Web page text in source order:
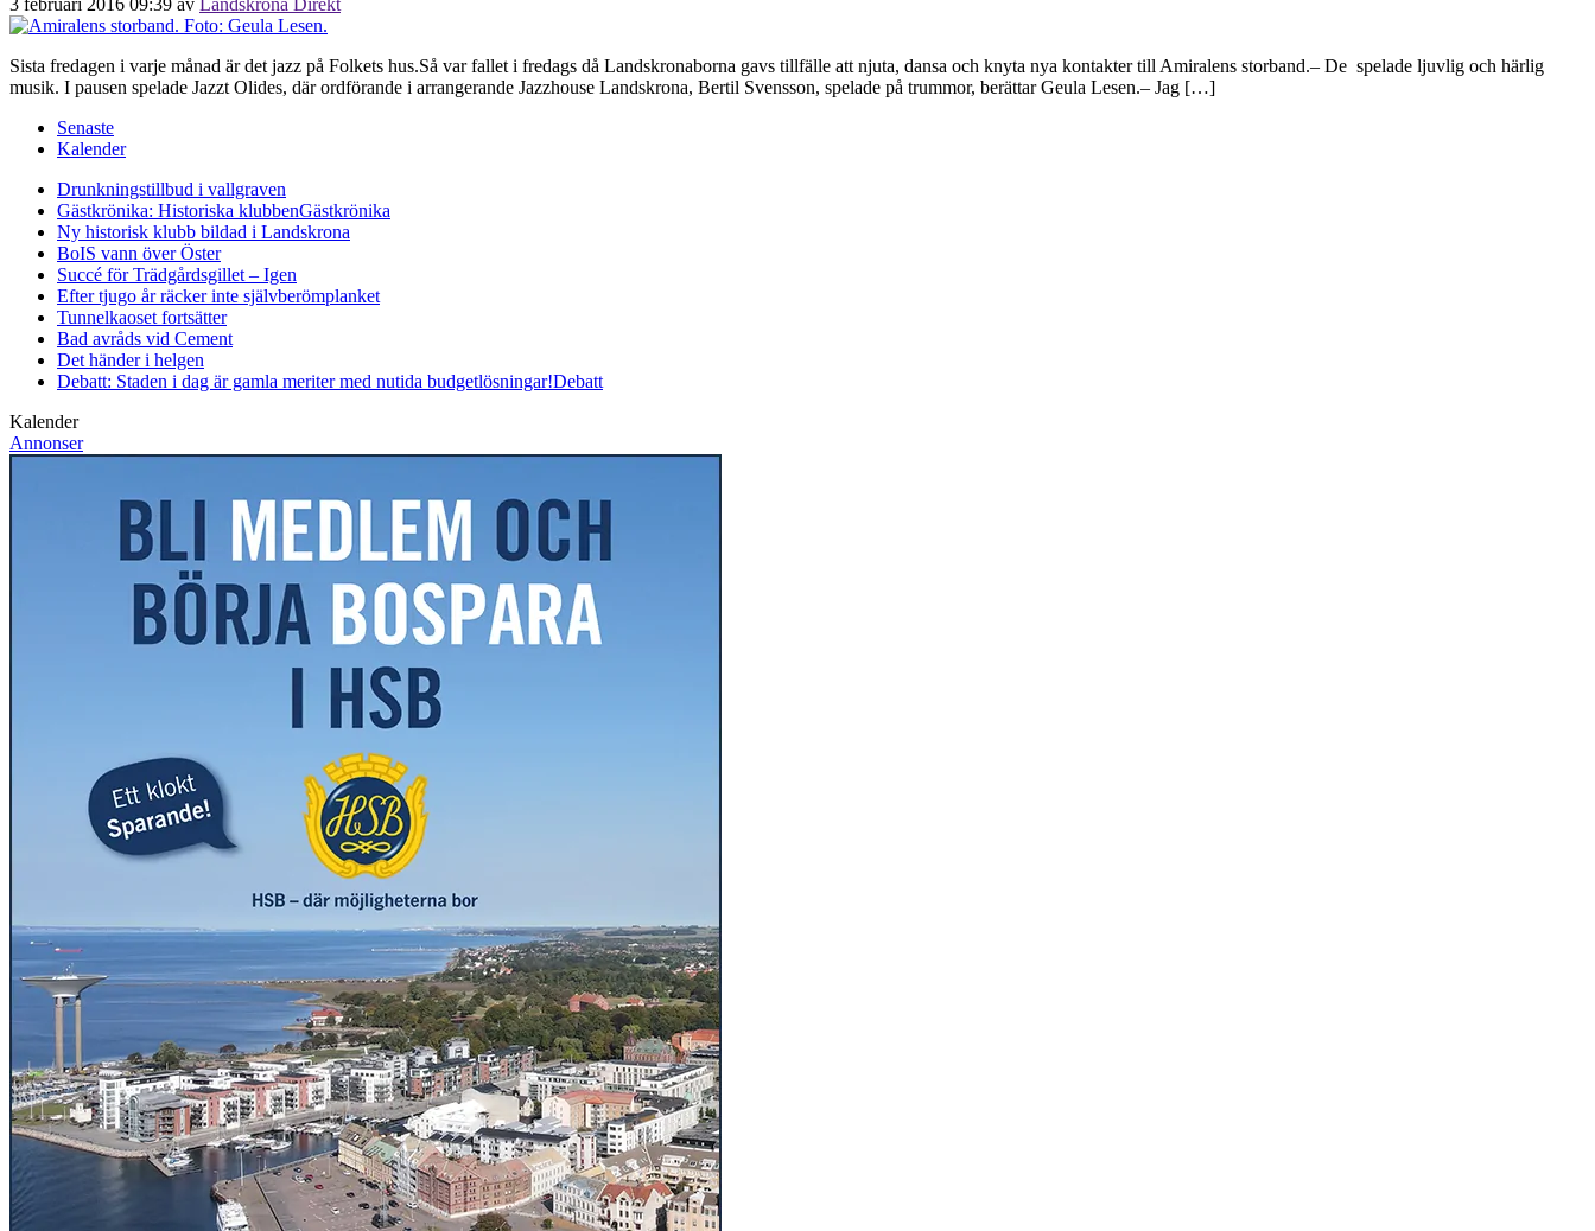
Sista fredagen i varje månad är det jazz på Folkets hus.Så var fallet i fredags då Landskronaborna gavs tillfälle att njuta, dansa och knyta nya kontakter till Amiralens storband.– De spelade ljuvlig och härlig
musik. I pausen spelade Jazzt Olides, där ordförande i arrangerande Jazzhouse Landskrona, Bertil Svensson, spelade på trummor, berättar Geula Lesen.– Jag […]
Senaste
Kalender
Drunkningstillbud i vallgraven
Gästkrönika: Historiska klubbenGästkrönika
Ny historisk klubb bildad i Landskrona
BoIS vann över Öster
Succé för Trädgårdsgillet – Igen
Efter tjugo år räcker inte självberömplanket
Tunnelkaoset fortsätter
Bad avråds vid Cement
Det händer i helgen
Debatt: Staden i dag är gamla meriter med nutida budgetlösningar!Debatt
Kalender
Annonser